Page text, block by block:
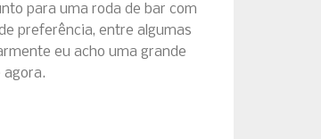
para uma roda de bar com
preferência, entre algumas
eu acho uma grande
agora.